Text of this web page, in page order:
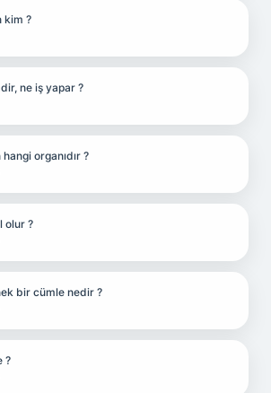
kim ?
ne iş yapar ?
organıdır ?
olur ?
bir cümle nedir ?
?